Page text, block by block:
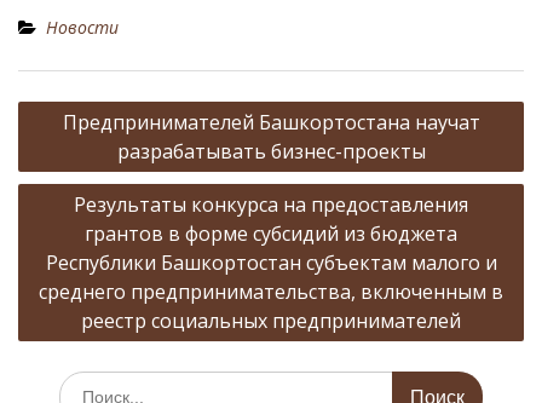
Новости
Н
в
Предпринимателей Башкортостана научат
разрабатывать бизнес-проекты
Результаты конкурса на предоставления
грантов в форме субсидий из бюджета
Республики Башкортостан субъектам малого и
среднего предпринимательства, включенным в
реестр социальных предпринимателей
И